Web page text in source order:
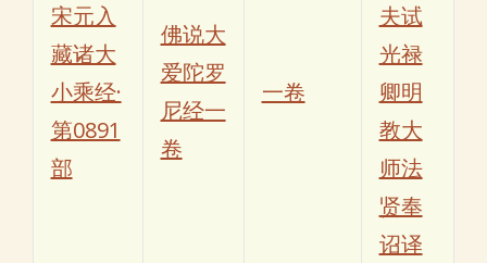
宋元入
藏诸大
小乘经·
第0891
部
佛说大
爱陀罗
尼经一
卷
一卷
夫试
光禄
卿明
教大
师法
贤奉
诏译